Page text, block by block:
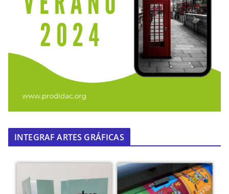
INTEGRAF ARTES GRÁFICAS